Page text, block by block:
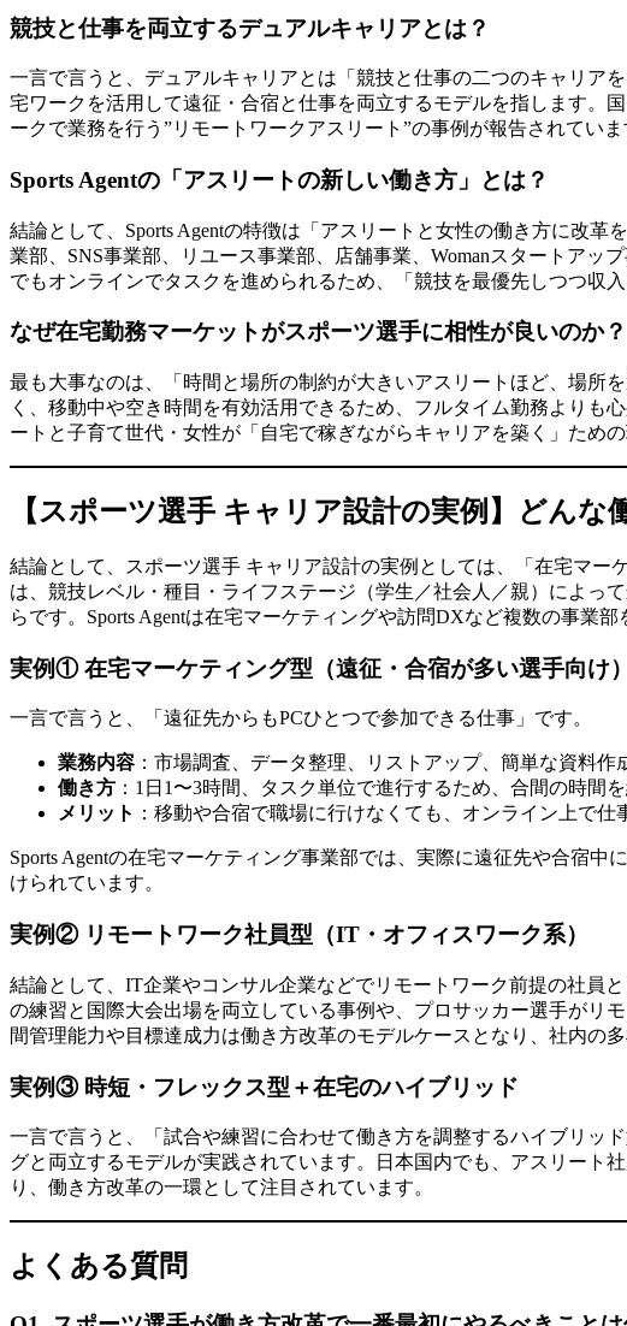
競技と仕事を両立するデュアルキャリアとは？
一言で言うと、デュアルキャリアとは「競技と仕事の二つのキャリア
宅ワークを活用して遠征・合宿と仕事を両立するモデルを指します。
ークで業務を行う”リモートワークアスリート”の事例が報告されていま
Sports Agentの「アスリートの新しい働き方」とは？
結論として、Sports Agentの特徴は「アスリートと女性の働き方に改
業部、SNS事業部、リユース事業部、店舗事業、Womanスタートア
でもオンラインでタスクを進められるため、「競技を最優先しつつ収
なぜ在宅勤務マーケットがスポーツ選手に相性が良いのか？
最も大事なのは、「時間と場所の制約が大きいアスリートほど、場所
く、移動中や空き時間を有効活用できるため、フルタイム勤務よりも
ートと子育て世代・女性が「自宅で稼ぎながらキャリアを築く」ため
【スポーツ選手 キャリア設計の実例】どんな
結論として、スポーツ選手 キャリア設計の実例としては、「在宅マ
は、競技レベル・種目・ライフステージ（学生／社会人／親）によっ
らです。Sports Agentは在宅マーケティングや訪問DXなど複数の事業
実例① 在宅マーケティング型（遠征・合宿が多い選手向け）
一言で言うと、「遠征先からもPCひとつで参加できる仕事」です。
業務内容 ：市場調査、データ整理、リストアップ、簡単な資料作
働き方 ：1日1〜3時間、タスク単位で進行するため、合間の時間
メリット ：移動や合宿で職場に行けなくても、オンライン上で仕
Sports Agentの在宅マーケティング事業部では、実際に遠征先や合宿
けられています。
実例② リモートワーク社員型（IT・オフィスワーク系）
結論として、IT企業やコンサル企業などでリモートワーク前提の社員
の練習と国際大会出場を両立している事例や、プロサッカー選手がリ
間管理能力や目標達成力は働き方改革のモデルケースとなり、社内の
実例③ 時短・フレックス型＋在宅のハイブリッド
一言で言うと、「試合や練習に合わせて働き方を調整するハイブリッ
グと両立するモデルが実践されています。日本国内でも、アスリート
り、働き方改革の一環として注目されています。
よくある質問